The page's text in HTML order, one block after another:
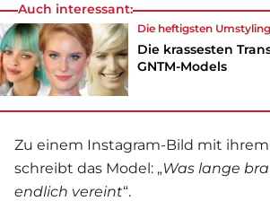
Auch interessant:
Die heftigsten
Die krassesten
GNTM-Models
Zu einem Instagram-Bild mit
schreibt das Model: „Was lange
endlich vereint“.